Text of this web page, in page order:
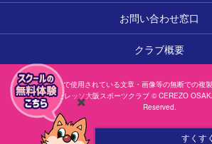
お問い合わせ窓口
クラブ概要
本サイトで使用されている文章・画像等の無断での複
一般社団法人セレッソ大阪スポーツクラブ © CEREZO
Reserved.
閉
じ
すくす